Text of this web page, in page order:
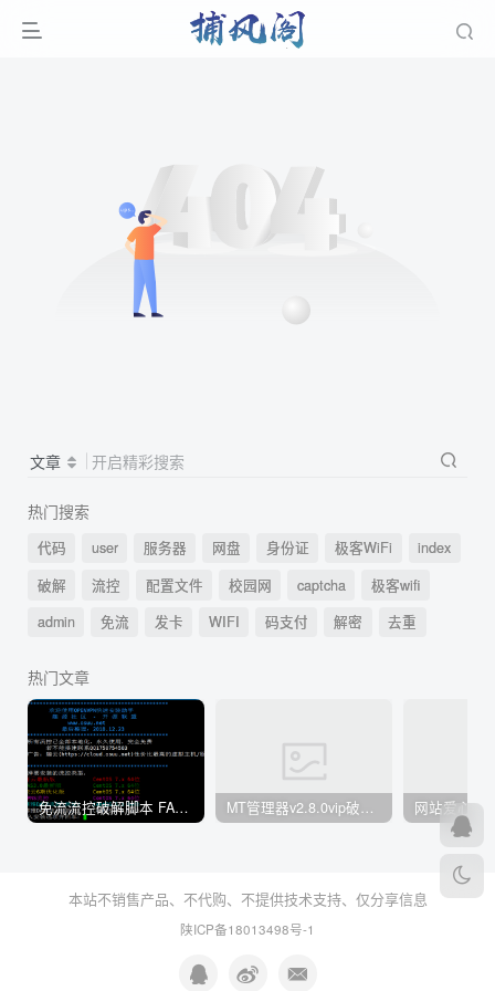
文章 开启精彩搜索
热门搜索
代码 user 服务器 网盘 身份证 极客WiFi
index
破解
流控 配置文件 校园网 captcha
极客wifi
admin
免流 发卡 WIFI 码支付 解密 去重
热门文章
免流流控破解脚本 FAS 青云 快云 VPNS 博雅dalo最新集合 MT管理器v2.8.0vip破解版 网站爱心飘
本站不销售产品、不代购、不提供技术支持、仅分享信息
陕ICP备18013498号-1